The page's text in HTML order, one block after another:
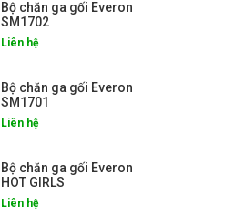
Bộ chăn ga gối Everon
SM1702
Liên hệ
Bộ chăn ga gối Everon
SM1701
Liên hệ
Bộ chăn ga gối Everon
HOT GIRLS
Liên hệ